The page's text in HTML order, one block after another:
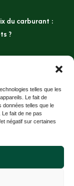
telles que les
Le fait de
données telles que le
fait de ne pas
négatif sur certaines
du carburant :
?
pourtant le
soi